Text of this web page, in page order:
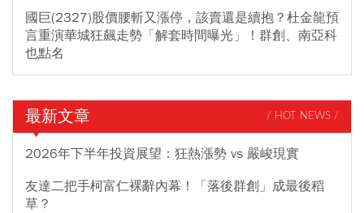
國巨(2327)股價腰斬又漲停，該賣還是續抱？杜金龍預
言重演華城狂飆走勢「解套時間曝光」！群創、南亞科
也點名
最新文章 / HOT NEWS /
2026年下半年投資展望：狂熱漲勢 vs 嚴峻現實
友達二把手柯富仁裸辭內幕！「落後群創」成最後稻
草？